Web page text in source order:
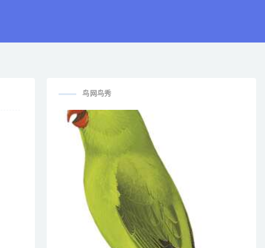
鸟网鸟秀